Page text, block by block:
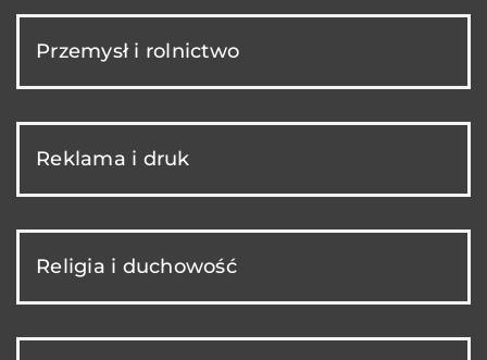
Przemysł i rolnictwo
Reklama i druk
Religia i duchowość